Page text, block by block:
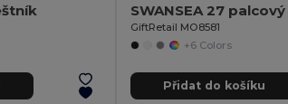
SWANSEA 27
GiftRetail MO8581
+6 Colors
Přidat do košíku